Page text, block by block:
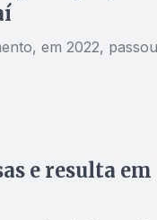
em 2022, passou
e resulta em